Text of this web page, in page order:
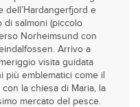
dell’Hardangerfjord e
di salmoni (piccolo
Norheimsund con
Arrivo a
visita guidata
più emblematici come il
la chiesa di Maria, la
mercato del pesce.